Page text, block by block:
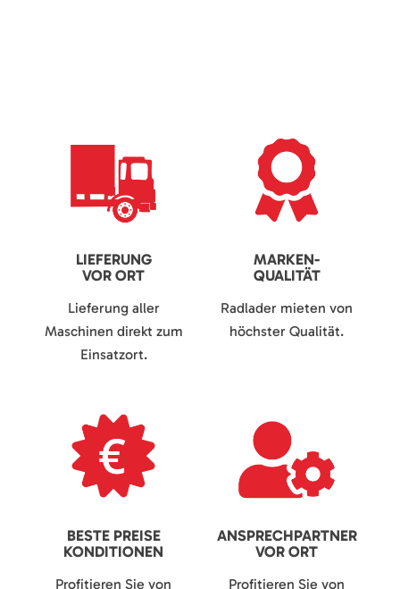
LIEFERUNG
VOR ORT
Lieferung aller
Maschinen direkt zum
Einsatzort.
MARKEN-
QUALITÄT
Radlader mieten von
höchster Qualität.
BESTE PREISE
KONDITIONEN
Profitieren Sie von
ANSPRECHPARTNER
VOR ORT
Profitieren Sie von